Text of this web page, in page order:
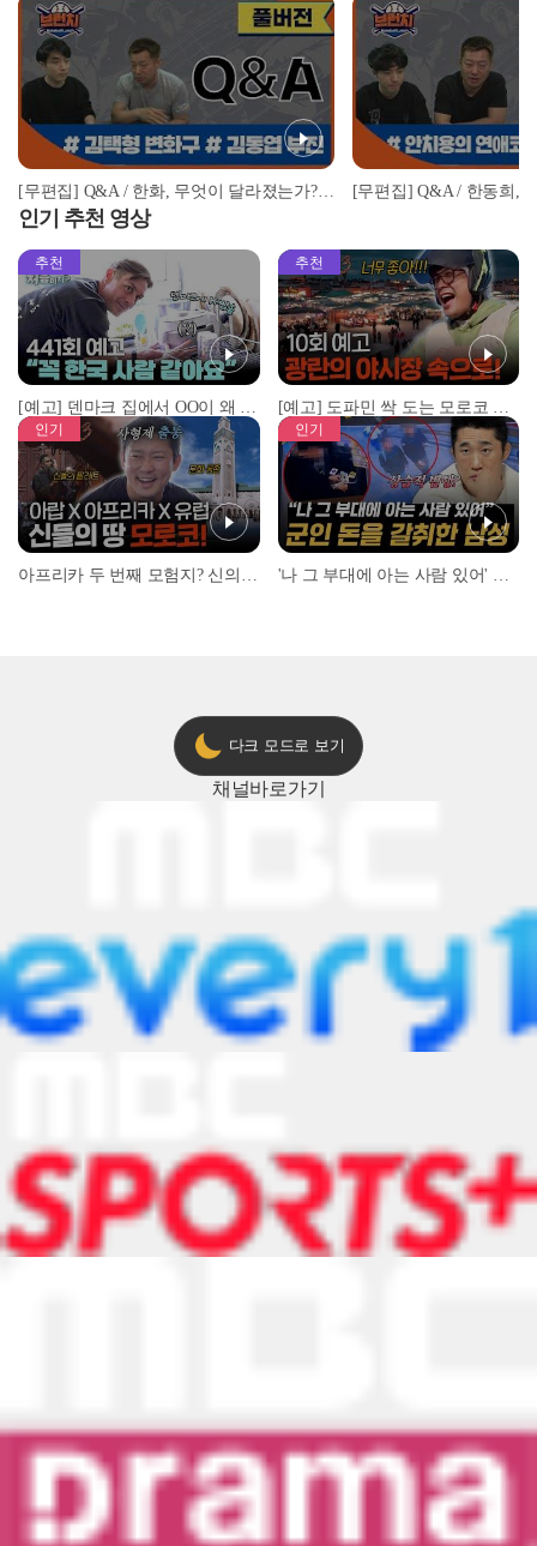
[무편집] Q&A / 한화, 무엇이 달라졌는가? / 시즌 첫 트레이드 누가 더 이득? | #베이스볼런치 #아쿠아픽 2022.04.25
인기 추천 영상
추천
[예고] 덴마크 집에서 OO이 왜 나와...? 이상할 정도로 한국을 사랑하는 우리 형을 제보합니다!
추천
[예고] 도파민 싹 도는 모로코 야시장 투어!
인기 인기
다크 모드로 보기
채널바로가기